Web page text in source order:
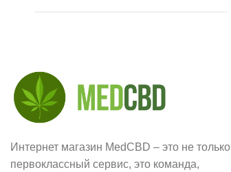
CBC 1000 мг/г
Интернет магазин MedCBD – это не только
первоклассный сервис, это команда,